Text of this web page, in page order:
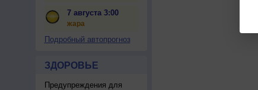
7 августа 3:00
жара
Подробный автопрогноз
ЗДОРОВЬЕ
Предупреждения для